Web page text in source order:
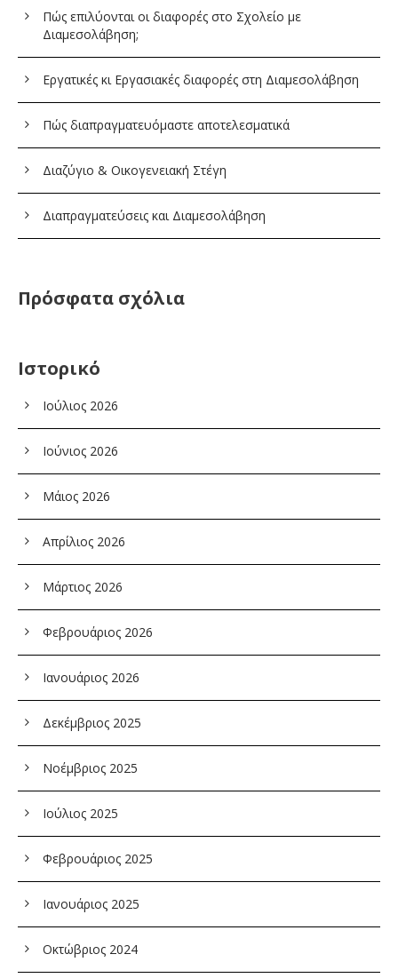
Πώς επιλύονται οι διαφορές στο Σχολείο με
Διαμεσολάβηση;
Εργατικές κι Εργασιακές διαφορές στη Διαμεσολάβηση
Πώς διαπραγματευόμαστε αποτελεσματικά
Διαζύγιο & Οικογενειακή Στέγη
Διαπραγματεύσεις και Διαμεσολάβηση
Πρόσφατα σχόλια
Ιστορικό
Ιούλιος 2026
Ιούνιος 2026
Μάιος 2026
Απρίλιος 2026
Μάρτιος 2026
Φεβρουάριος 2026
Ιανουάριος 2026
Δεκέμβριος 2025
Νοέμβριος 2025
Ιούλιος 2025
Φεβρουάριος 2025
Ιανουάριος 2025
Οκτώβριος 2024